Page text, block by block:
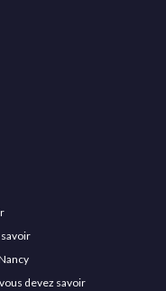
devez savoir